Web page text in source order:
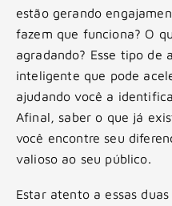
estão gerando
fazem que funciona? O
agradando? Esse tipo de
inteligente que pode
ajudando você a
Afinal, saber o que já
você encontre seu
valioso ao seu público.
Estar atento a essas